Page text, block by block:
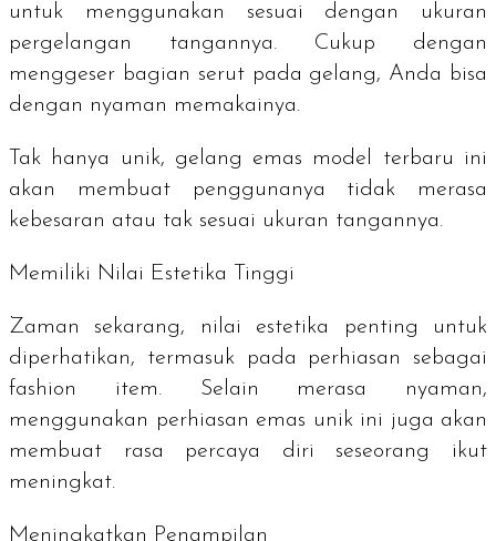
untuk menggunakan sesuai dengan ukuran
pergelangan tangannya. Cukup dengan
menggeser bagian serut pada gelang, Anda bisa
dengan nyaman memakainya.
Tak hanya unik, gelang emas model terbaru ini
akan membuat penggunanya tidak merasa
kebesaran atau tak sesuai ukuran tangannya.
Memiliki Nilai Estetika Tinggi
Zaman sekarang, nilai estetika penting untuk
diperhatikan, termasuk pada perhiasan sebagai
fashion item. Selain merasa nyaman,
menggunakan perhiasan emas unik ini juga akan
membuat rasa percaya diri seseorang ikut
meningkat.
Meningkatkan Penampilan